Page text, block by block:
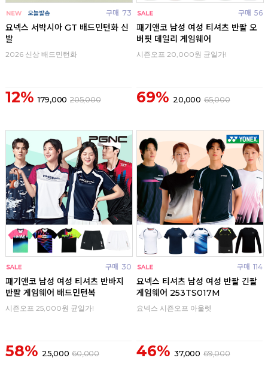
구매 73
요넥스 서박시아 GT 배드민턴화 신
발
2026 신상 배드민턴화
12% 179,000 205,000
구매 56
패기앤코 남성 여성 티셔츠 반팔 오
버핏 데일리 게임웨어
시즌오프 20,000원 균일가!
69% 20,000 65,000
구매 30
패기앤코 남성 여성 티셔츠 반바지
반팔 게임웨어 배드민턴복
시즌오프 25,000원 균일가!
58% 25,000 60,000
구매 114
요넥스 티셔츠 남성 여성 반팔 긴팔
게임웨어 253TS017M
요넥스 시즌오프 아울렛
46% 37,000 69,000